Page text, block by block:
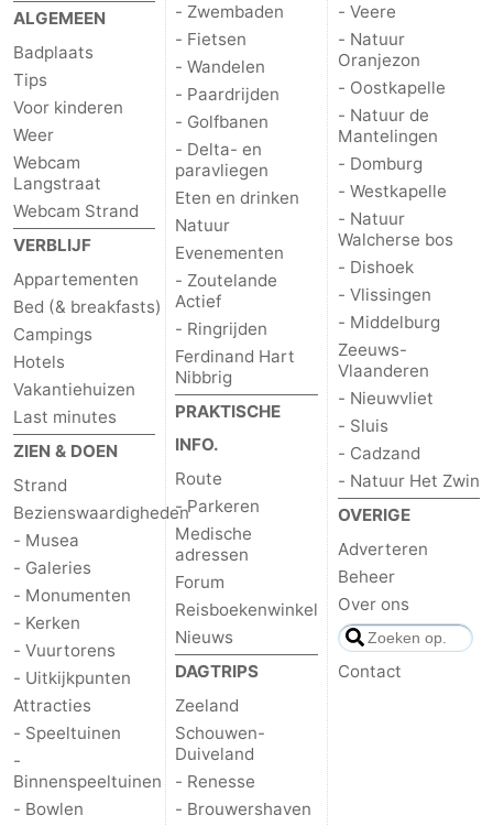
Sluis
-
Cadzand
-
Natuur
Het
Zwin
Weer
Contact
ALGEMEEN
Badplaats
Tips
Voor kinderen
Weer
Webcam
Langstraat
Webcam Strand
VERBLIJF
Appartementen
Bed (& breakfasts)
Campings
Hotels
Vakantiehuizen
Last minutes
ZIEN & DOEN
Strand
Bezienswaardigheden
- Musea
- Galeries
- Monumenten
- Kerken
- Vuurtorens
- Uitkijkpunten
Attracties
- Speeltuinen
-
Binnenspeeltuinen
- Bowlen
- Zwembaden
- Fietsen
- Wandelen
- Paardrijden
- Golfbanen
- Delta- en
paravliegen
Eten en drinken
Natuur
Evenementen
- Zoutelande
Actief
- Ringrijden
Ferdinand Hart
Nibbrig
PRAKTISCHE
INFO.
Route
- Parkeren
Medische
adressen
Forum
Reisboekenwinkel
Nieuws
DAGTRIPS
Zeeland
Schouwen-
Duiveland
- Renesse
- Brouwershaven
- Veere
- Natuur
Oranjezon
- Oostkapelle
- Natuur de
Mantelingen
- Domburg
- Westkapelle
- Natuur
Walcherse bos
- Dishoek
- Vlissingen
- Middelburg
Zeeuws-
Vlaanderen
- Nieuwvliet
- Sluis
- Cadzand
- Natuur Het Zwin
OVERIGE
Adverteren
Beheer
Over ons
Contact